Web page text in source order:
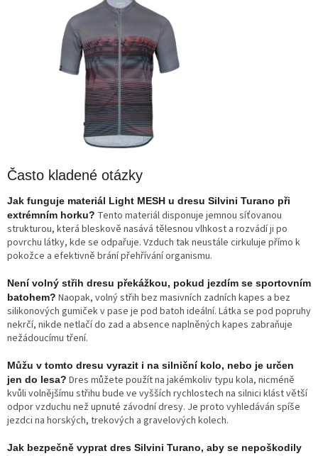
Často kladené otázky
Jak funguje materiál Light MESH u dresu Silvini Turano při
extrémním horku? Tento materiál disponuje jemnou síťovanou
strukturou, která bleskově nasává tělesnou vlhkost a rozvádí ji po
povrchu látky, kde se odpařuje. Vzduch tak neustále cirkuluje přímo k
pokožce a efektivně brání přehřívání organismu.
Není volný střih dresu překážkou, pokud jezdím se sportovním
batohem? Naopak, volný střih bez masivních zadních kapes a bez
silikonových gumiček v pase je pod batoh ideální. Látka se pod popruhy
nekrčí, nikde netlačí do zad a absence naplněných kapes zabraňuje
nežádoucímu tření.
Můžu v tomto dresu vyrazit i na silniční kolo, nebo je určen
jen do lesa? Dres můžete použít na jakémkoliv typu kola, nicméně
kvůli volnějšímu střihu bude ve vyšších rychlostech na silnici klást větší
odpor vzduchu než upnuté závodní dresy. Je proto vyhledáván spíše
jezdci na horských, trekových a gravelových kolech.
Jak bezpečně vyprat dres Silvini Turano, aby se nepoškodily